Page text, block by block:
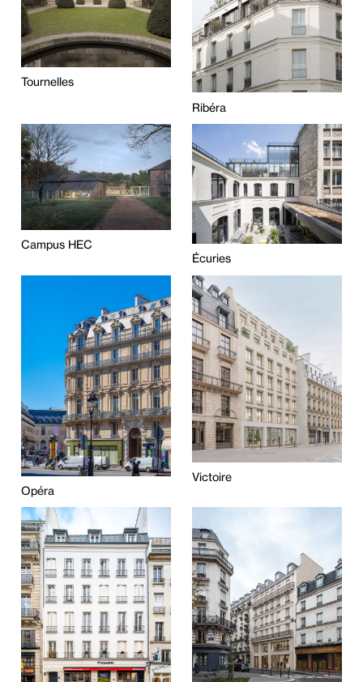
Tournelles
Ribéra
Campus HEC
Écuries
Opéra
Victoire